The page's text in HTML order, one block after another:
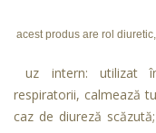
acest produs are rol
uz intern: utilizat
respiratorii, calmează
caz de diureză